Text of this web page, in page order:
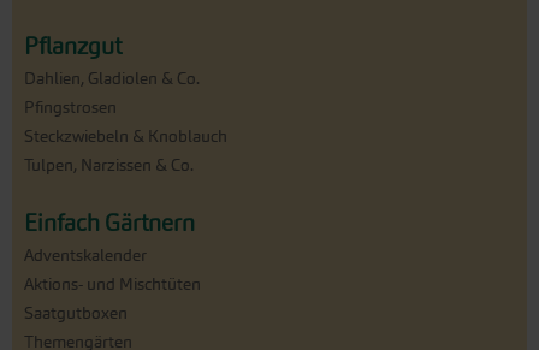
Pflanzgut
Dahlien, Gladiolen & Co.
Pfingstrosen
Steckzwiebeln & Knoblauch
Tulpen, Narzissen & Co.
Einfach Gärtnern
Adventskalender
Aktions- und Mischtüten
Saatgutboxen
Themengärten